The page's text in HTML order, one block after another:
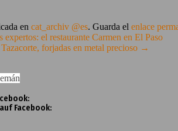
en cat_archiv @es. Guarda el enlace
expertos: el restaurante Carmen en El Paso
forjadas en metal precioso →
Facebook: